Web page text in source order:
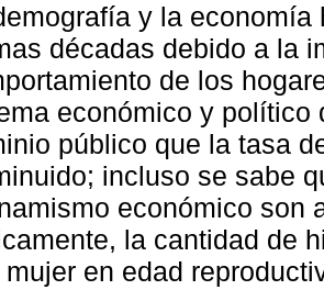
y la
décadas debido a la
de los
económico y político
público que la tasa
incluso se sabe
económico son
la cantidad de
mujer en edad